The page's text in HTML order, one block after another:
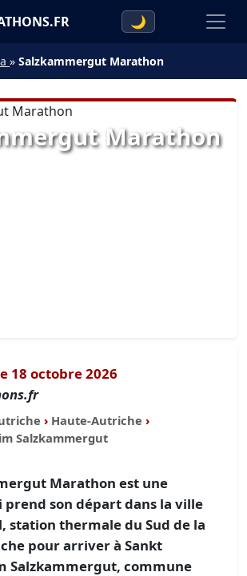
🌙
» Salzkammergut Marathon
Marathon
18 octobre 2026
› Haute-Autriche ›
Salzkammergut
Marathon est une
prend son départ dans la ville
station thermale du Sud de la
pour arriver à Sankt
Salzkammergut, commune